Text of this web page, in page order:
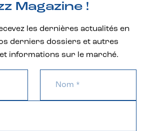
Magazine !
les dernières actualités en
derniers dossiers et autres
informations sur le marché.